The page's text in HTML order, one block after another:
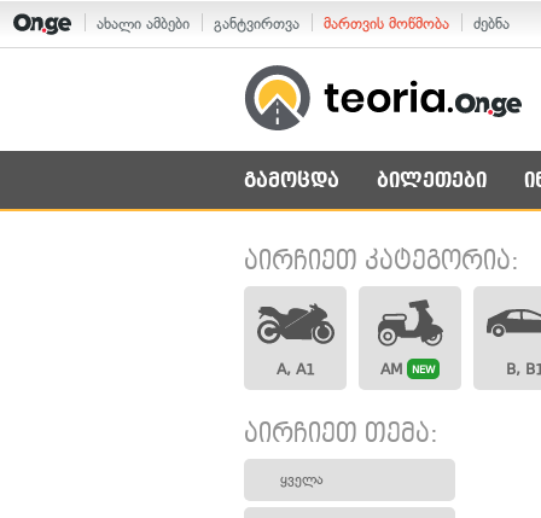
ახალი ამბები განტვირთვა მართვის მოწმობა ძებნა
გამოცდა ბილეთები
აირჩიეთ კატეგორია:
A, A1 AM NEW B,
აირჩიეთ თემა:
ყველა